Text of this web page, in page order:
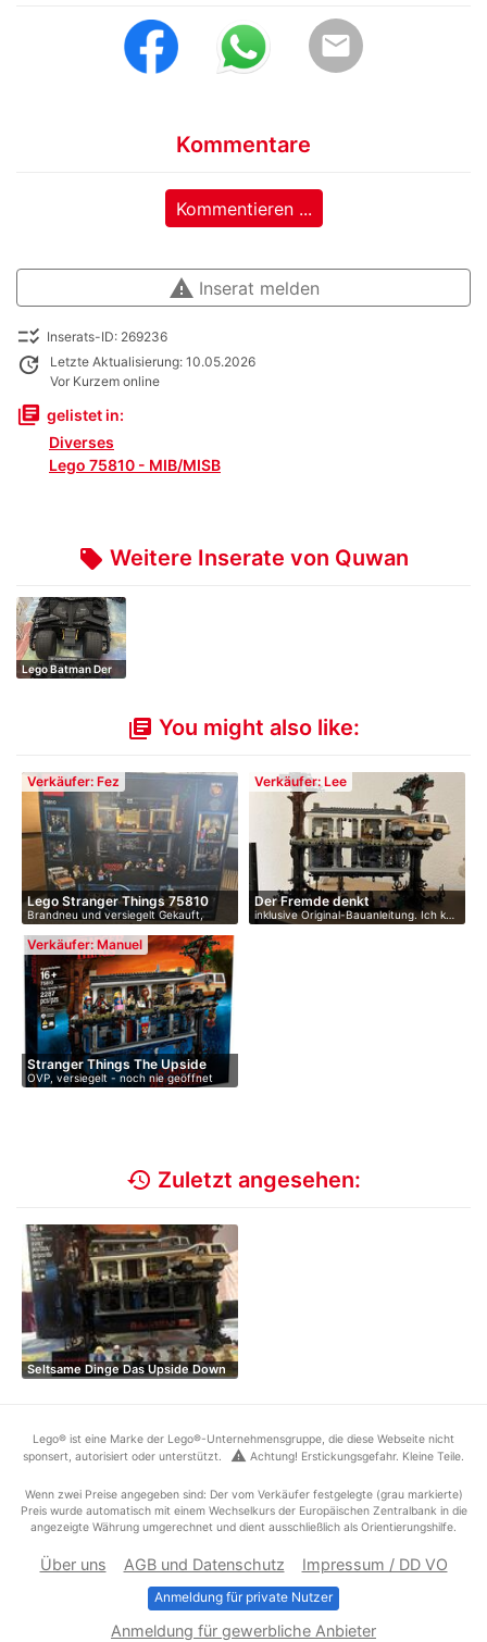
email
Kommentare
Kommentieren ...
warning Inserat melden
checklist_rtl Inserats-ID: 269236
update
Letzte Aktualisierung: 10.05.2026
Vor Kurzem online
library_books gelistet in:
Diverses
Lego 75810 - MIB/MISB
local_offer Weitere Inserate von Quwan
Lego Batman Der
library_books You might also like:
Verkäufer: Fez
Lego Stranger Things 75810
Da…
Brandneu und versiegelt Gekauft,
abe…
Verkäufer: Lee
Der Fremde denkt
inklusive Original-Bauanleitung. Ich k…
Verkäufer: Manuel
Stranger Things The Upside
Do…
OVP, versiegelt - noch nie geöffnet
history Zuletzt angesehen:
Seltsame Dinge Das Upside Down
Lego® ist eine Marke der Lego®-Unternehmensgruppe, die diese Webseite nicht
sponsert, autorisiert oder unterstützt.
warning Achtung! Erstickungsgefahr. Kleine Teile.
Wenn zwei Preise angegeben sind: Der vom Verkäufer festgelegte (grau markierte)
Preis wurde automatisch mit einem Wechselkurs der Europäischen Zentralbank in die
angezeigte Währung umgerechnet und dient ausschließlich als Orientierungshilfe.
Über uns AGB und Datenschutz Impressum / DD VO
Anmeldung für private Nutzer
Anmeldung für gewerbliche Anbieter